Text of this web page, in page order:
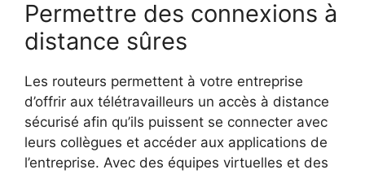
Permettre des connexions à
distance sûres
Les routeurs permettent à votre entreprise
d’offrir aux télétravailleurs un accès à distance
sécurisé afin qu’ils puissent se connecter avec
leurs collègues et accéder aux applications de
l’entreprise. Avec des équipes virtuelles et des